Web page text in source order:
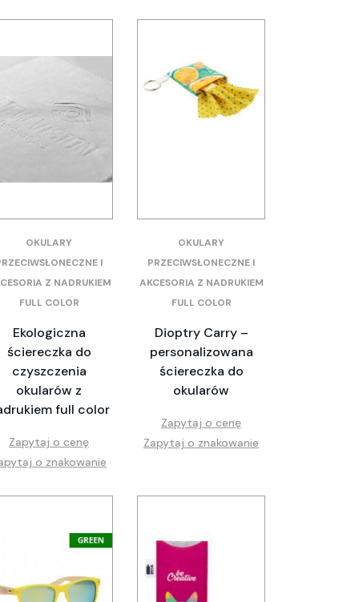
OKULARY
I
Z NADRUKIEM
FULL COLOR
Ekologiczna
ściereczka do
czyszczenia
okularów z
full color
Zapytaj o cenę
o znakowanie
OKULARY
PRZECIWSŁONECZNE I
AKCESORIA Z NADRUKIEM
FULL COLOR
Dioptry Carry –
personalizowana
ściereczka do
okularów
Zapytaj o cenę
Zapytaj o znakowanie